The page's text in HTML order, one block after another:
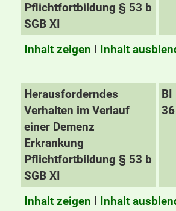
Pflichtfortbildung § 53 b
SGB XI
Inhalt zeigen I Inhalt
Herausforderndes
Verhalten im Verlauf
einer Demenz
Erkrankung
Pflichtfortbildung § 53 b
SGB XI
BI
36
Inhalt zeigen I Inhalt